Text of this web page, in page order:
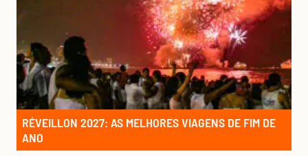
RÉVEILLON 2027: AS MELHORES VIAGENS DE FIM DE
ANO